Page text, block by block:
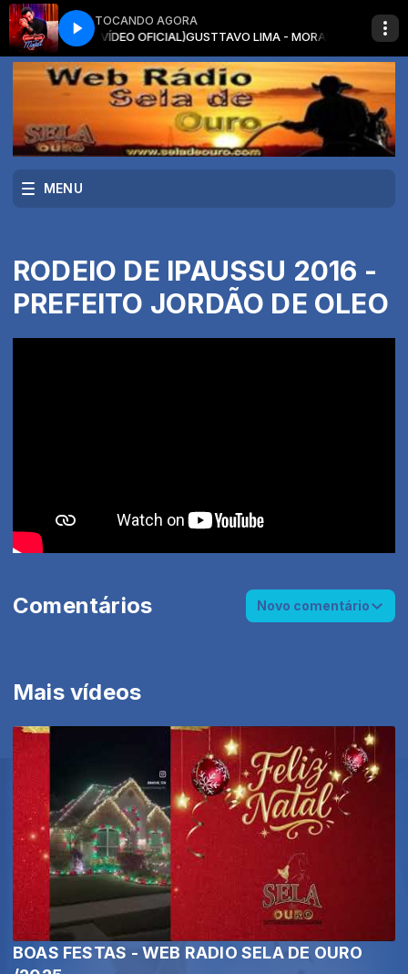
TOCANDO AGORA
MOTEL (VÍDEO OFICIAL)GUSTTAVO LIMA - MORAR NESSE MOTEL
MENU
RODEIO DE IPAUSSU 2016 -
PREFEITO JORDÃO DE OLEO
Mais vídeos
BOAS FESTAS - WEB RADIO SELA DE OURO
Comentários Novo comentário